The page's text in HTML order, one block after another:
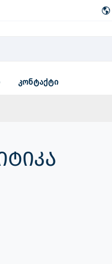
კონტაქტი